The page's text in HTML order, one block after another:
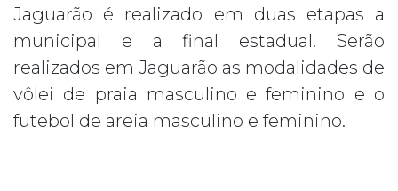
Jaguarão é realizado em duas etapas a
municipal e a final estadual. Serão
realizados em Jaguarão as modalidades de
vôlei de praia masculino e feminino e o
futebol de areia masculino e feminino.